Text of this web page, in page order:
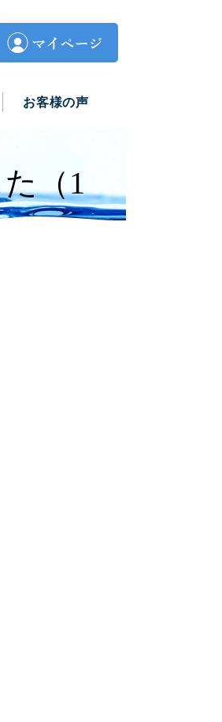
お客様の声
（1